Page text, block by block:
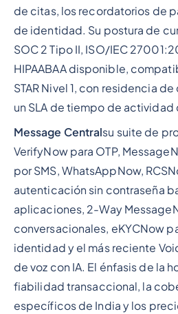
de citas, los recordatorios de
de identidad. Su postura de
SOC 2 Tipo II, ISO/IEC
HIPAABAA disponible,
STAR Nivel 1, con residencia
un SLA de tiempo de actividad
Message Centralsu suite de
VerifyNow para OTP,
por SMS, WhatsAppNow,
autenticación sin contraseña
aplicaciones, 2-Way
conversacionales, eKYCNow
identidad y el más reciente
de voz con IA. El énfasis de la
fiabilidad transaccional, la
específicos de India y los